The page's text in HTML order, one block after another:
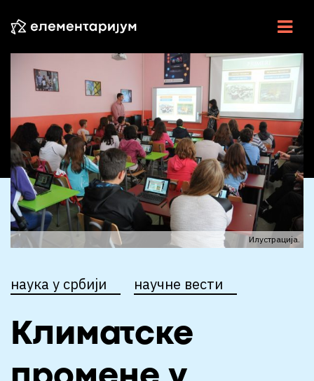
НАУКА У СРБИЈИ
У ЦЕНТРУ
ЕСЕЈИ
ИНТЕРВЈУ
ЕЛЕМЕНТИ
РАДИО
О НАМА
Илустрација.
наука у србији научне вести
Климатске